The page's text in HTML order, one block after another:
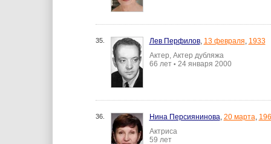
35. Лев Перфилов, 13 февраля, 1933
Актер, Актер дубляжа
66 лет • 24 января 2000
36. Нина Персиянинова, 20 марта,
Актриса
59 лет